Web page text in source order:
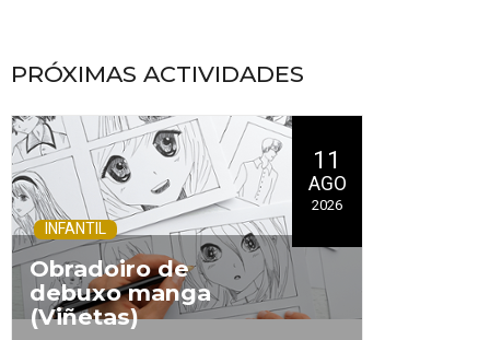
PRÓXIMAS ACTIVIDADES
11
AGO
2026
INFANTIL
Obradoiro de
debuxo manga
(Viñetas)